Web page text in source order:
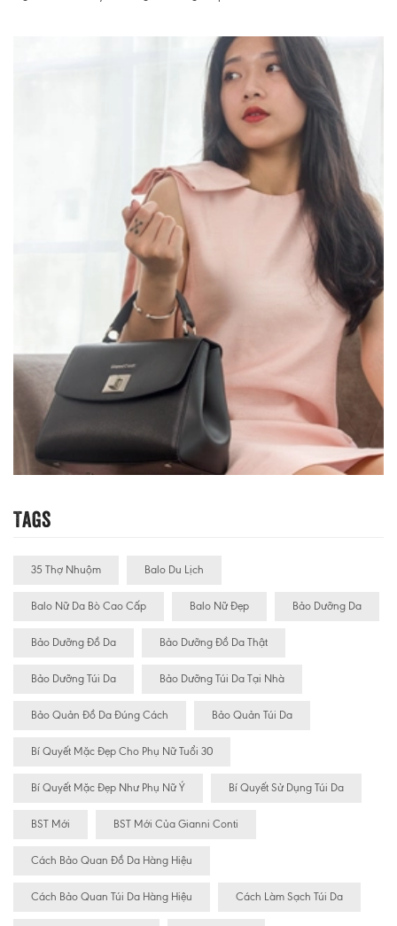
Tags
35 Thợ Nhuộm Balo Du Lịch
Balo Nữ Da Bò Cao Cấp Balo Nữ Đẹp Bảo Dưỡng Da
Bảo Dưỡng Đồ Da Bảo Dưỡng Đồ Da Thật
Bảo Dưỡng Túi Da Bảo Dưỡng Túi Da Tại Nhà
Bảo Quản Đồ Da Đúng Cách Bảo Quản Túi Da
Bí Quyết Mặc Đẹp Cho Phụ Nữ Tuổi 30
Bí Quyết Mặc Đẹp Như Phụ Nữ Ý Bí Quyết Sử Dụng Túi Da
BST Mới BST Mới Của Gianni Conti
Cách Bảo Quan Đồ Da Hàng Hiệu
Cách Bảo Quan Túi Da Hàng Hiệu Cách Làm Sạch Túi Da